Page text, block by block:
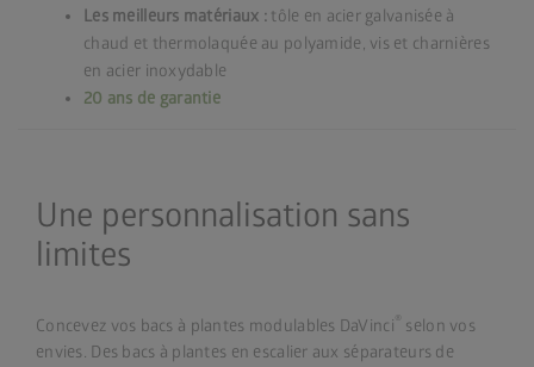
Les meilleurs matériaux : tôle en acier galvanisée à
chaud et thermolaquée au polyamide, vis et charnières
en acier inoxydable
20 ans de garantie
Une personnalisation sans
limites
Concevez vos bacs à plantes modulables DaVinci ® selon vos
envies. Des bacs à plantes en escalier aux séparateurs de